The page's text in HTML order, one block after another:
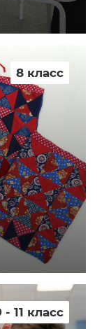
8 класс
- 11 класс